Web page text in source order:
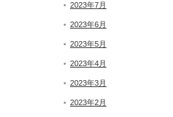
2023年7月
2023年6月
2023年5月
2023年4月
2023年3月
2023年2月